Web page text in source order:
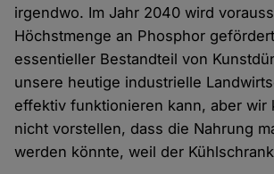
irgendwo. Im Jahr 2040 wird
Höchstmenge an Phosphor
essentieller Bestandteil von
unsere heutige industrielle
effektiv funktionieren kann, aber wir
nicht vorstellen, dass die Nahrung
werden könnte, weil der